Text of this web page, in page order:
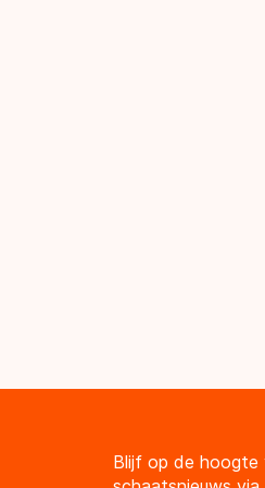
Blijf op de hoogte